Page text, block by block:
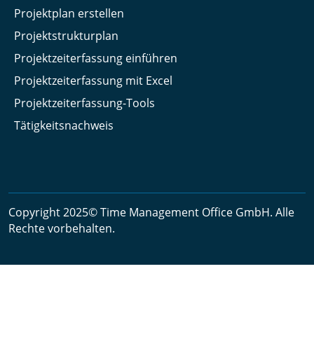
Projektplan erstellen
Projektstrukturplan
Projektzeiterfassung einführen
Projektzeiterfassung mit Excel
Projektzeiterfassung-Tools
Tätigkeitsnachweis
Copyright 2025© Time Management Office GmbH. Alle
Rechte vorbehalten.